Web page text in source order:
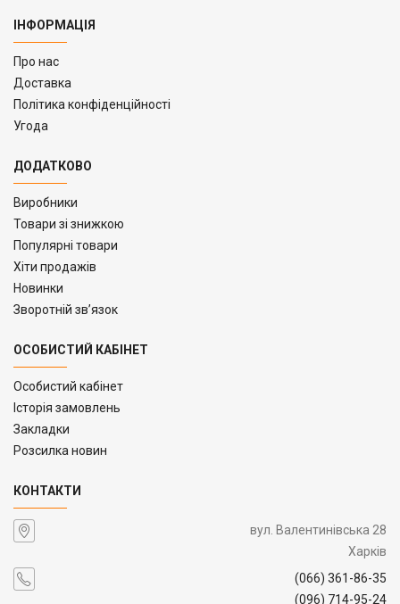
ІНФОРМАЦІЯ
Про нас
Доставка
Політика конфіденційності
Угода
ДОДАТКОВО
Виробники
Товари зі знижкою
Популярні товари
Хіти продажів
Новинки
Зворотній зв’язок
ОСОБИСТИЙ КАБІНЕТ
Особистий кабінет
Історія замовлень
Закладки
Розсилка новин
КОНТАКТИ
вул. Валентинівська 28
Харків
(066) 361-86-35
(096) 714-95-24